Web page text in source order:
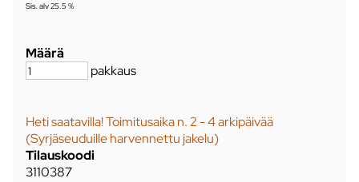
Sis. alv 25.5 %
Määrä
pakkaus
Heti saatavilla! Toimitusaika n. 2 - 4 arkipäivää
(Syrjäseuduille harvennettu jakelu)
Tilauskoodi
3110387